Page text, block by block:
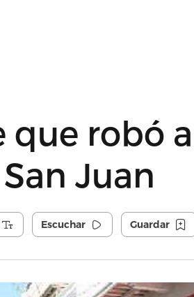
robó
Juan
Escuchar Guardar